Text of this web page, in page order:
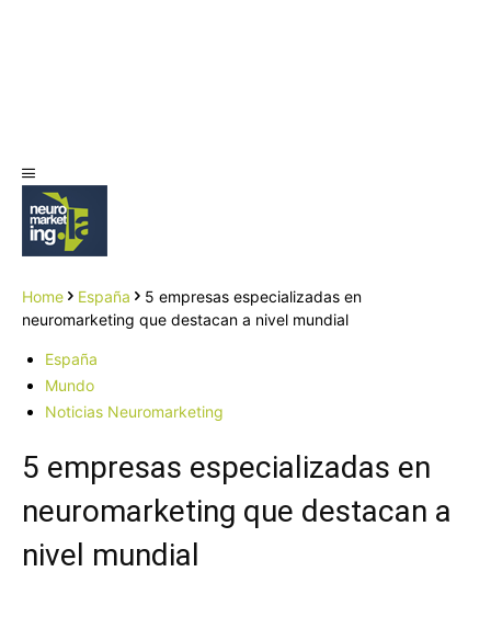
Home España
5 empresas especializadas en
neuromarketing que destacan a nivel mundial
España
Mundo
Noticias Neuromarketing
5 empresas especializadas en
neuromarketing que destacan a
nivel mundial